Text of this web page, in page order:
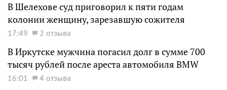
В Шелехове суд приговорил к пяти годам
колонии женщину, зарезавшую сожителя
17:49 2 отзыва
В Иркутске мужчина погасил долг в сумме 700
тысяч рублей после ареста автомобиля BMW
16:01 4 отзыва